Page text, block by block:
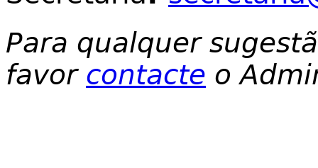
Para qualquer
favor contacte o